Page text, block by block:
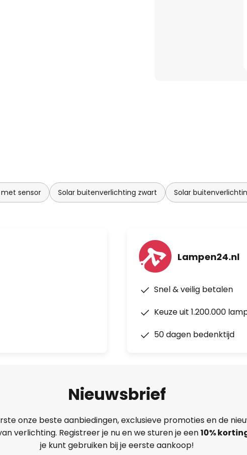
sensor Solar buitenverlichting zwart Solar
Lampen24.nl
Snel & veilig betalen
Keuze uit 1.200.000
50 dagen bedenktijd
Nieuwsbrief
onze beste aanbiedingen, exclusieve promoties en de
verlichting. Registreer je nu en we sturen je een10%
je kunt gebruiken bij je eerste aankoop!